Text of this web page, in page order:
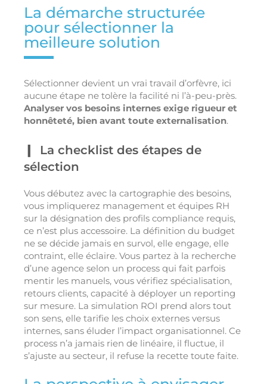
La démarche structurée
pour sélectionner la
meilleure solution
Sélectionner devient un vrai travail d’orfèvre, ici
aucune étape ne tolère la facilité ni l’à-peu-près.
Analyser vos besoins internes exige rigueur et
honnêteté, bien avant toute externalisation.
La checklist des étapes de
sélection
Vous débutez avec la cartographie des besoins,
vous impliquerez management et équipes RH
sur la désignation des profils compliance requis,
ce n’est plus accessoire. La définition du budget
ne se décide jamais en survol, elle engage, elle
contraint, elle éclaire. Vous partez à la recherche
d’une agence selon un process qui fait parfois
mentir les manuels, vous vérifiez spécialisation,
retours clients, capacité à déployer un reporting
sur mesure. La simulation ROI prend alors tout
son sens, elle tarifie les choix externes versus
internes, sans éluder l’impact organisationnel. Ce
process n’a jamais rien de linéaire, il fluctue, il
s’ajuste au secteur, il refuse la recette toute faite.